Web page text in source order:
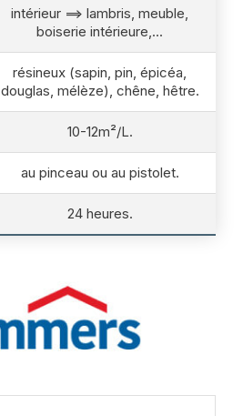
intérieur ==> lambris, meuble,
boiserie intérieure,...
résineux (sapin, pin, épicéa,
douglas, mélèze), chêne, hêtre.
10-12m²/L.
au pinceau ou au pistolet.
24 heures.